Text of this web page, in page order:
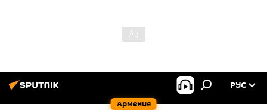
Армения
РУС